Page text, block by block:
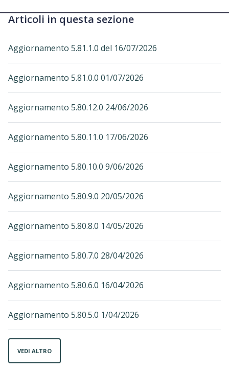
Articoli in questa sezione
Aggiornamento 5.81.1.0 del 16/07/2026
Aggiornamento 5.81.0.0 01/07/2026
Aggiornamento 5.80.12.0 24/06/2026
Aggiornamento 5.80.11.0 17/06/2026
Aggiornamento 5.80.10.0 9/06/2026
Aggiornamento 5.80.9.0 20/05/2026
Aggiornamento 5.80.8.0 14/05/2026
Aggiornamento 5.80.7.0 28/04/2026
Aggiornamento 5.80.6.0 16/04/2026
Aggiornamento 5.80.5.0 1/04/2026
VEDI ALTRO